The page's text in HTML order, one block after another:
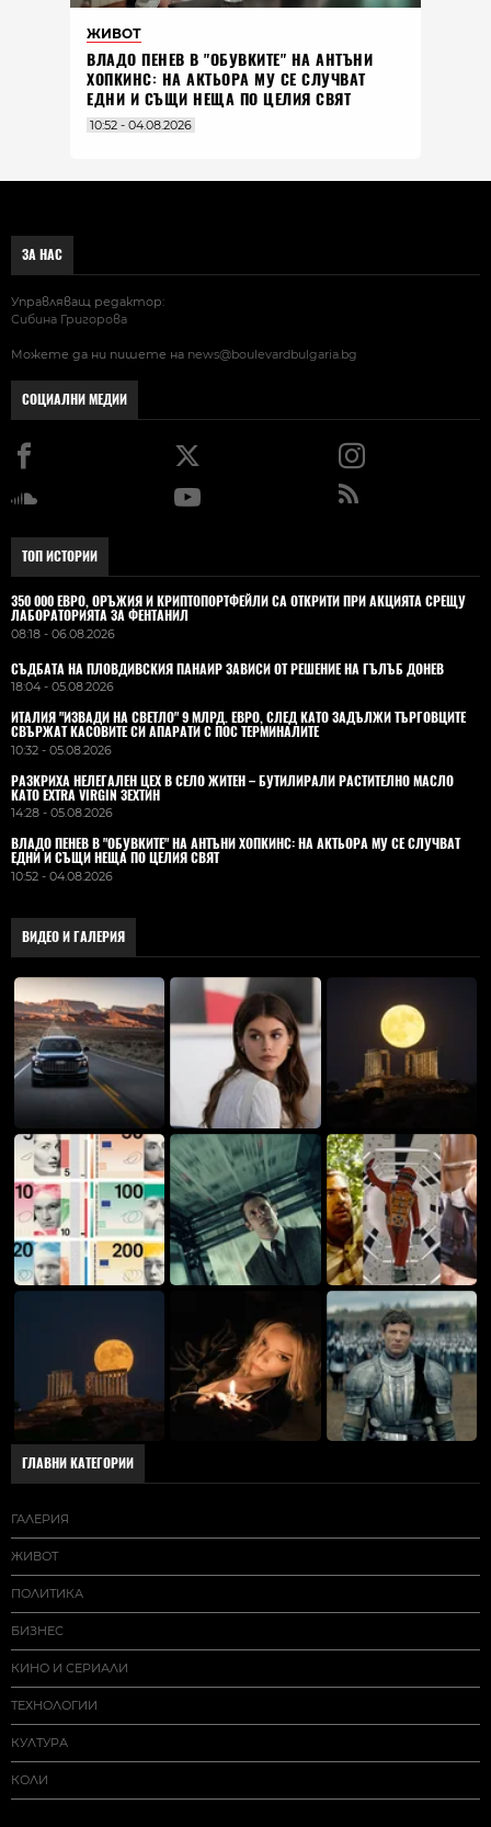
ЖИВОТ
ВЛАДO ПЕНЕВ В "ОБУВКИТЕ" НА АНТЪНИ
ХОПКИНС: НА АКТЬОРА МУ СЕ СЛУЧВАТ
ЕДНИ И СЪЩИ НЕЩА ПО ЦЕЛИЯ СВЯТ
10:52 - 04.08.2026
ЗА НАС
Управляващ редактор:
Сибина Григорова
Можете да ни пишете на news@boulevardbulgaria.bg
СОЦИАЛНИ МЕДИИ
ТОП ИСТОРИИ
350 000 ЕВРО, ОРЪЖИЯ И КРИПТОПОРТФЕЙЛИ СА ОТКРИТИ ПРИ АКЦИЯТА СРЕЩУ
ЛАБОРАТОРИЯТА ЗА ФЕНТАНИЛ
08:18 - 06.08.2026
СЪДБАТА НА ПЛОВДИВСКИЯ ПАНАИР ЗАВИСИ ОТ РЕШЕНИЕ НА ГЪЛЪБ ДОНЕВ
18:04 - 05.08.2026
ИТАЛИЯ "ИЗВАДИ НА СВЕТЛО" 9 МЛРД. ЕВРО, СЛЕД КАТО ЗАДЪЛЖИ ТЪРГОВЦИТЕ
СВЪРЖАТ КАСОВИТЕ СИ АПАРАТИ С ПОС ТЕРМИНАЛИТЕ
10:32 - 05.08.2026
РАЗКРИХА НЕЛЕГАЛЕН ЦЕХ В СЕЛО ЖИТЕН – БУТИЛИРАЛИ РАСТИТЕЛНО МАСЛО
КАТО EXTRA VIRGIN ЗЕХТИН
14:28 - 05.08.2026
ВЛАДO ПЕНЕВ В "ОБУВКИТЕ" НА АНТЪНИ ХОПКИНС: НА АКТЬОРА МУ СЕ СЛУЧВАТ
ЕДНИ И СЪЩИ НЕЩА ПО ЦЕЛИЯ СВЯТ
10:52 - 04.08.2026
ВИДЕО И ГАЛЕРИЯ
ГЛАВНИ КАТЕГОРИИ
ГАЛЕРИЯ
ЖИВОТ
ПОЛИТИКА
БИЗНЕС
КИНО И СЕРИАЛИ
ТЕХНОЛОГИИ
КУЛТУРА
КОЛИ